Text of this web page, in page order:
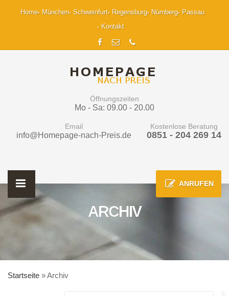
Home München Schweinfurt Regensburg Nürnberg
Passau
Kontakt
Öffnungszeiten
Mo - Sa: 09.00 - 20.00
Email
info@Homepage-nach-Preis.de
Kostenlose Beratung
0851 - 204 269 14
ANRUFEN
ARCHIV
Startseite »Archiv